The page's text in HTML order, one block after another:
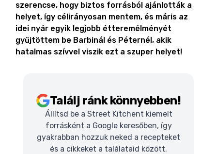
szerencse, hogy biztos forrásból ajánlották a
helyet, így célirányosan mentem, és máris az
idei nyár egyik legjobb étteremélményét
gyűjtöttem be Barbinál és Péternél, akik
hatalmas szívvel viszik ezt a szuper helyet!
Találj ránk könnyebben!
Állítsd be a Street Kitchent kiemelt
forrásként a Google keresőben, így
gyakrabban hozzuk neked a recepteket
és a cikkeket a találataid között.